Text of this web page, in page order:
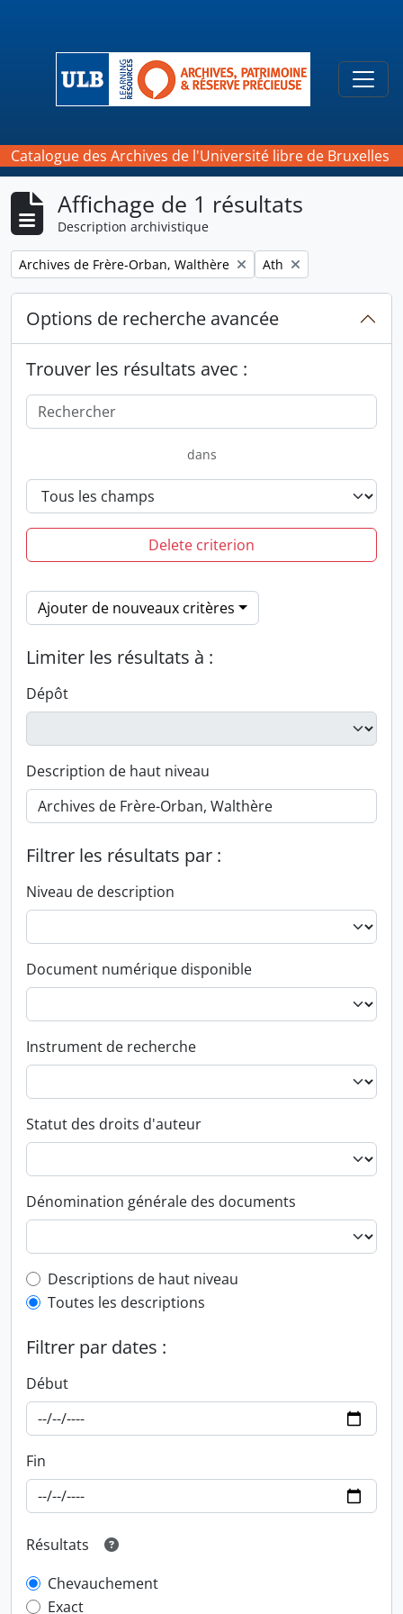
Catalogue des Archives de l'Université libre de Bruxelles
Affichage de 1 résultats
Description archivistique
Remove filter:
Archives de Frère-Orban, Walthère Remove filter:
Ath
Options de recherche avancée
Trouver les résultats avec :
dans
Delete criterion
Ajouter de nouveaux critères
Limiter les résultats à :
Dépôt
Description de haut niveau
Filtrer les résultats par :
Niveau de description
Document numérique disponible
Instrument de recherche
Statut des droits d'auteur
Dénomination générale des documents
Top-level description filter
Descriptions de haut niveau
Toutes les descriptions
Filtrer par dates :
Début
Fin
Résultats
Chevauchement
Exact